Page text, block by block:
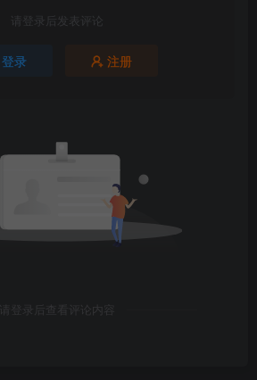
请登录后发表评论
登录 注册
请登录后查看评论内容